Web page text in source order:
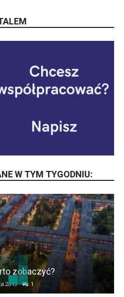
W TYM TYGODNIU:
zobaczyć?
2019 1